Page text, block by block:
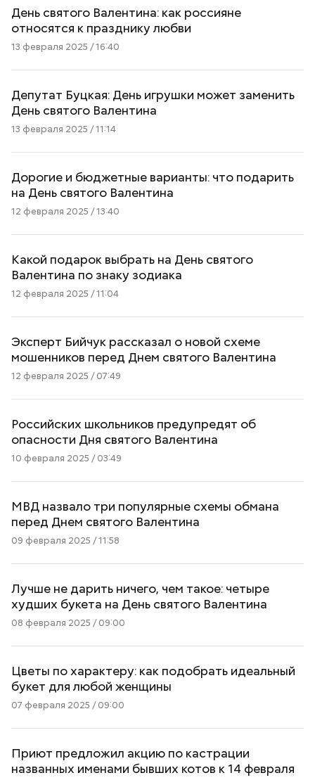
День святого Валентина: как россияне
относятся к празднику любви
13 февраля 2025 / 16:40
Депутат Буцкая: День игрушки может заменить
День святого Валентина
13 февраля 2025 / 11:14
Дорогие и бюджетные варианты: что подарить
на День святого Валентина
12 февраля 2025 / 13:40
Какой подарок выбрать на День святого
Валентина по знаку зодиака
12 февраля 2025 / 11:04
Эксперт Бийчук рассказал о новой схеме
мошенников перед Днем святого Валентина
12 февраля 2025 / 07:49
Российских школьников предупредят об
опасности Дня святого Валентина
10 февраля 2025 / 03:49
МВД назвало три популярные схемы обмана
перед Днем святого Валентина
09 февраля 2025 / 11:58
Лучше не дарить ничего, чем такое: четыре
худших букета на День святого Валентина
08 февраля 2025 / 09:00
Цветы по характеру: как подобрать идеальный
букет для любой женщины
07 февраля 2025 / 09:00
Приют предложил акцию по кастрации
названных именами бывших котов к 14 февраля